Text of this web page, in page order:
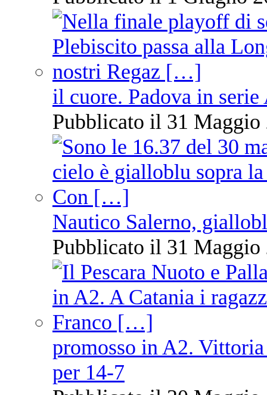
il cuore. Padova in serie
Pubblicato il 31 Maggio
Nautico Salerno,
Pubblicato il 31 Maggio
promosso in A2.
per 14-7